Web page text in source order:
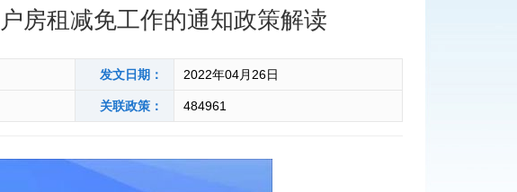
房租减免工作的通知政策解读
发文日期： 2022年04月26日
关联政策： 484961